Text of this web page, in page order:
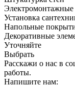
Электромонтажные
Установка
Напольные
Декоративные
Уточняйте
Выбрать
Расскажи о нас в
работы.
Напишите нам: